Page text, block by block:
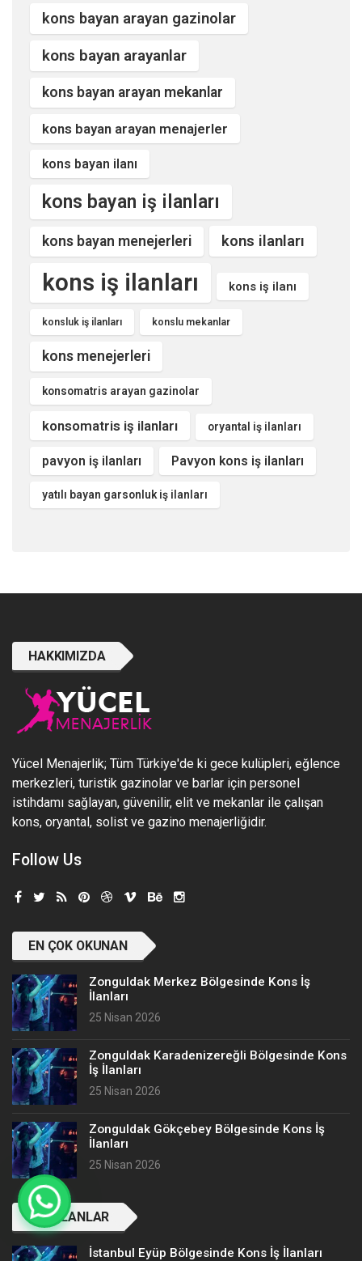
kons bayan arayan gazinolar
kons bayan arayanlar
kons bayan arayan mekanlar
kons bayan arayan menajerler
kons bayan ilanı
kons bayan iş ilanları
kons bayan menejerleri kons ilanları
kons iş ilanları kons iş ilanı
konsluk iş ilanları konslu mekanlar
kons menejerleri
konsomatris arayan gazinolar
konsomatris iş ilanları oryantal iş ilanları
pavyon iş ilanları Pavyon kons iş ilanları
yatılı bayan garsonluk iş ilanları
HAKKIMIZDA
Yücel Menajerlik; Tüm Türkiye'de ki gece kulüpleri, eğlence
merkezleri, turistik gazinolar ve barlar için personel
istihdamı sağlayan, güvenilir, elit ve mekanlar ile çalışan
kons, oryantal, solist ve gazino menajerliğidir.
Follow Us
EN ÇOK OKUNAN
Zonguldak Merkez Bölgesinde Kons İş
İlanları
25 Nisan 2026
Zonguldak Karadenizereğli Bölgesinde Kons
İş İlanları
25 Nisan 2026
Zonguldak Gökçebey Bölgesinde Kons İş
İlanları
25 Nisan 2026
SON İLANLAR
İstanbul Eyüp Bölgesinde Kons İş İlanları